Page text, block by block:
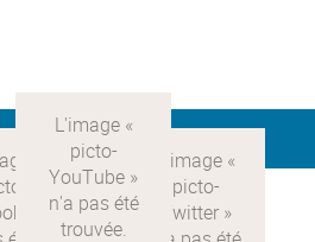
> Version française Publications